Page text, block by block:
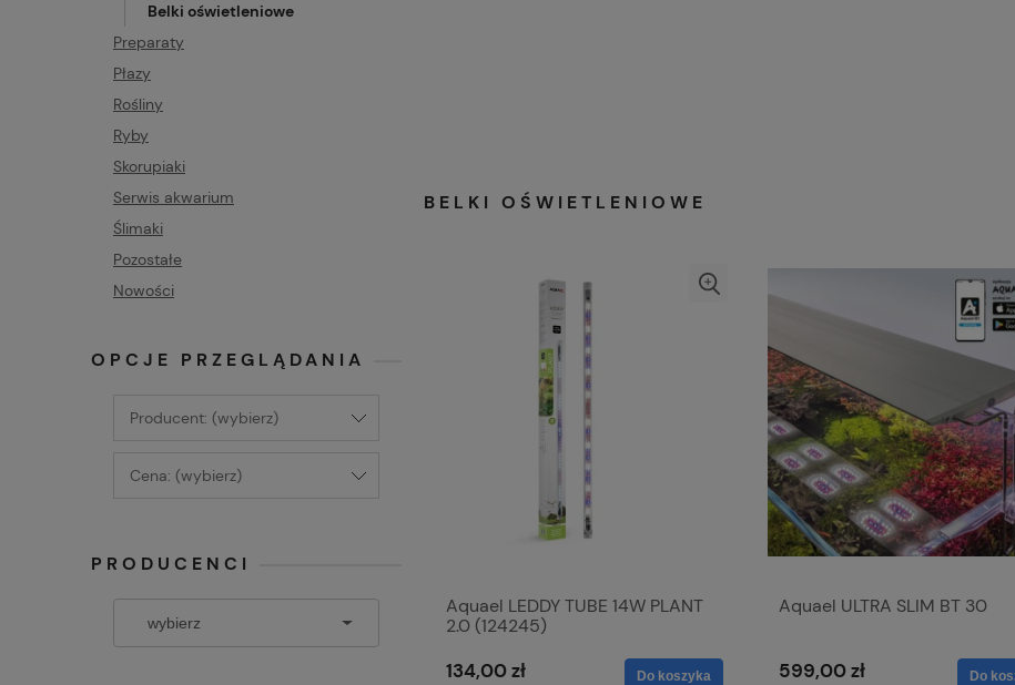
Belki oświetleniowe
Preparaty
Płazy
Rośliny
Ryby
Skorupiaki
Serwis akwarium
Ślimaki
Pozostałe
Nowości
OPCJE PRZEGLĄDANIA
Producent: (wybierz)
Cena: (wybierz)
PRODUCENCI
BELKI OŚWIETLENIOWE
Aquael LEDDY TUBE 14W PLANT
2.0 (124245)
134,00 zł Do koszyka
Aquael ULTRA SLIM BT 30
599,00 zł Do